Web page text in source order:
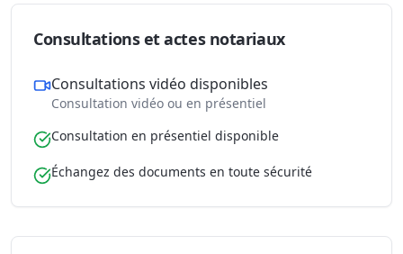
Consultations et actes notariaux
Consultations vidéo disponibles
Consultation vidéo ou en présentiel
Consultation en présentiel disponible
Échangez des documents en toute sécurité